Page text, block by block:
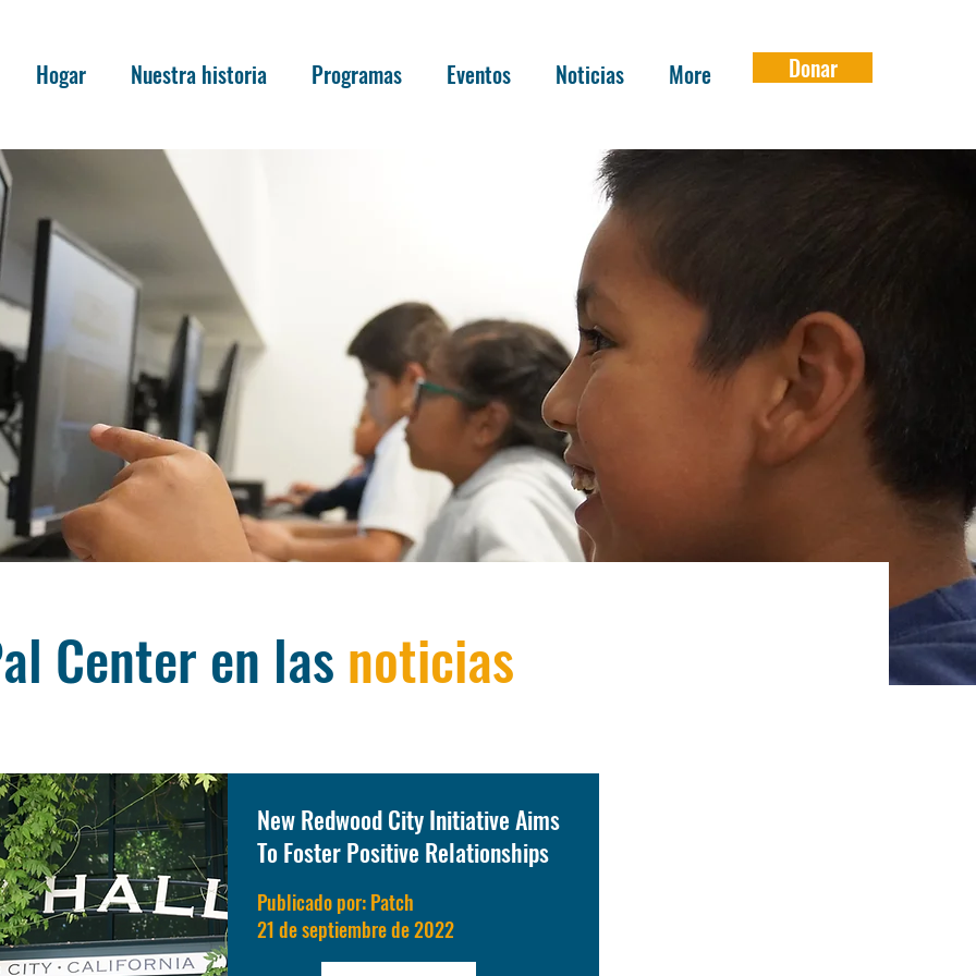
Hogar Nuestra historia Programas Eventos Noticias More Donar
Center en las noticias
New Redwood City Initiative Aims
To Foster Positive Relationships
Publicado por: Patch
21 de septiembre de 2022